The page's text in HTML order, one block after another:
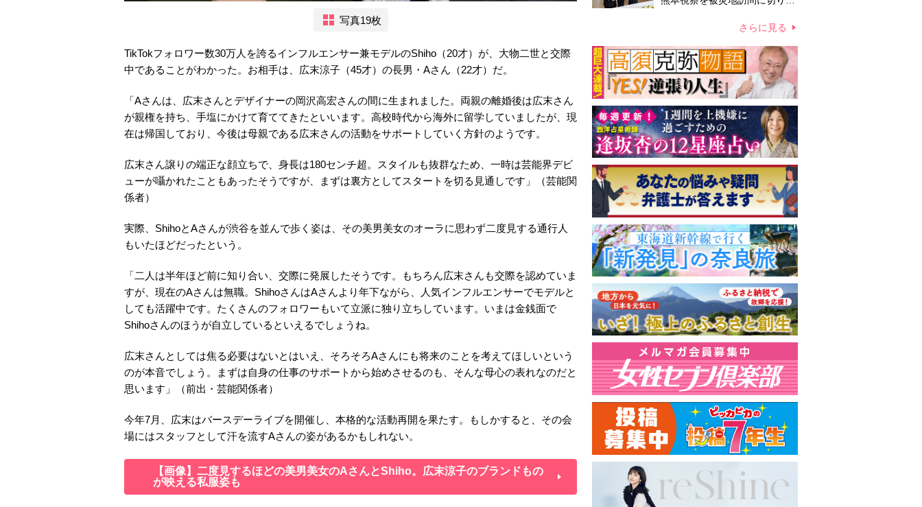
写真19枚
TikTokフォロワー数30万人を誇るインフルエンサー兼モデルのShiho（20才）が、大物二世と交際
中であることがわかった。お相手は、広末涼子（45才）の長男・Aさん（22才）だ。
「Aさんは、広末さんとデザイナーの岡沢高宏さんの間に生まれました。両親の離婚後は広末さん
が親権を持ち、手塩にかけて育ててきたといいます。高校時代から海外に留学していましたが、現
在は帰国しており、今後は母親である広末さんの活動をサポートしていく方針のようです。
広末さん譲りの端正な顔立ちで、身長は180センチ超。スタイルも抜群なため、一時は芸能界デビ
ューが囁かれたこともあったそうですが、まずは裏方としてスタートを切る見通しです」（芸能関
係者）
実際、ShihoとAさんが渋谷を並んで歩く姿は、その美男美女のオーラに思わず二度見する通行人
もいたほどだったという。
「二人は半年ほど前に知り合い、交際に発展したそうです。もちろん広末さんも交際を認めていま
すが、現在のAさんは無職。ShihoさんはAさんより年下ながら、人気インフルエンサーでモデルと
しても活躍中です。たくさんのフォロワーもいて立派に独り立ちしています。いまは金銭面で
Shihoさんのほうが自立しているといえるでしょうね。
広末さんとしては焦る必要はないとはいえ、そろそろAさんにも将来のことを考えてほしいという
のが本音でしょう。まずは自身の仕事のサポートから始めさせるのも、そんな母心の表れなのだと
思います」（前出・芸能関係者）
今年7月、広末はバースデーライブを開催し、本格的な活動再開を果たす。もしかすると、その会
場にはスタッフとして汗を流すAさんの姿があるかもしれない。
【画像】二度見するほどの美男美女のAさんとShiho。広末涼子のブランドもの
が映える私服姿も
夫妻から受け継ぐ“国民への寄
さらに見る